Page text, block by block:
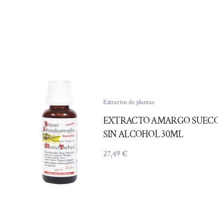
Extractos de plantas
EXTRACTO AMARGO
SIN ALCOHOL 30ML
27,49€